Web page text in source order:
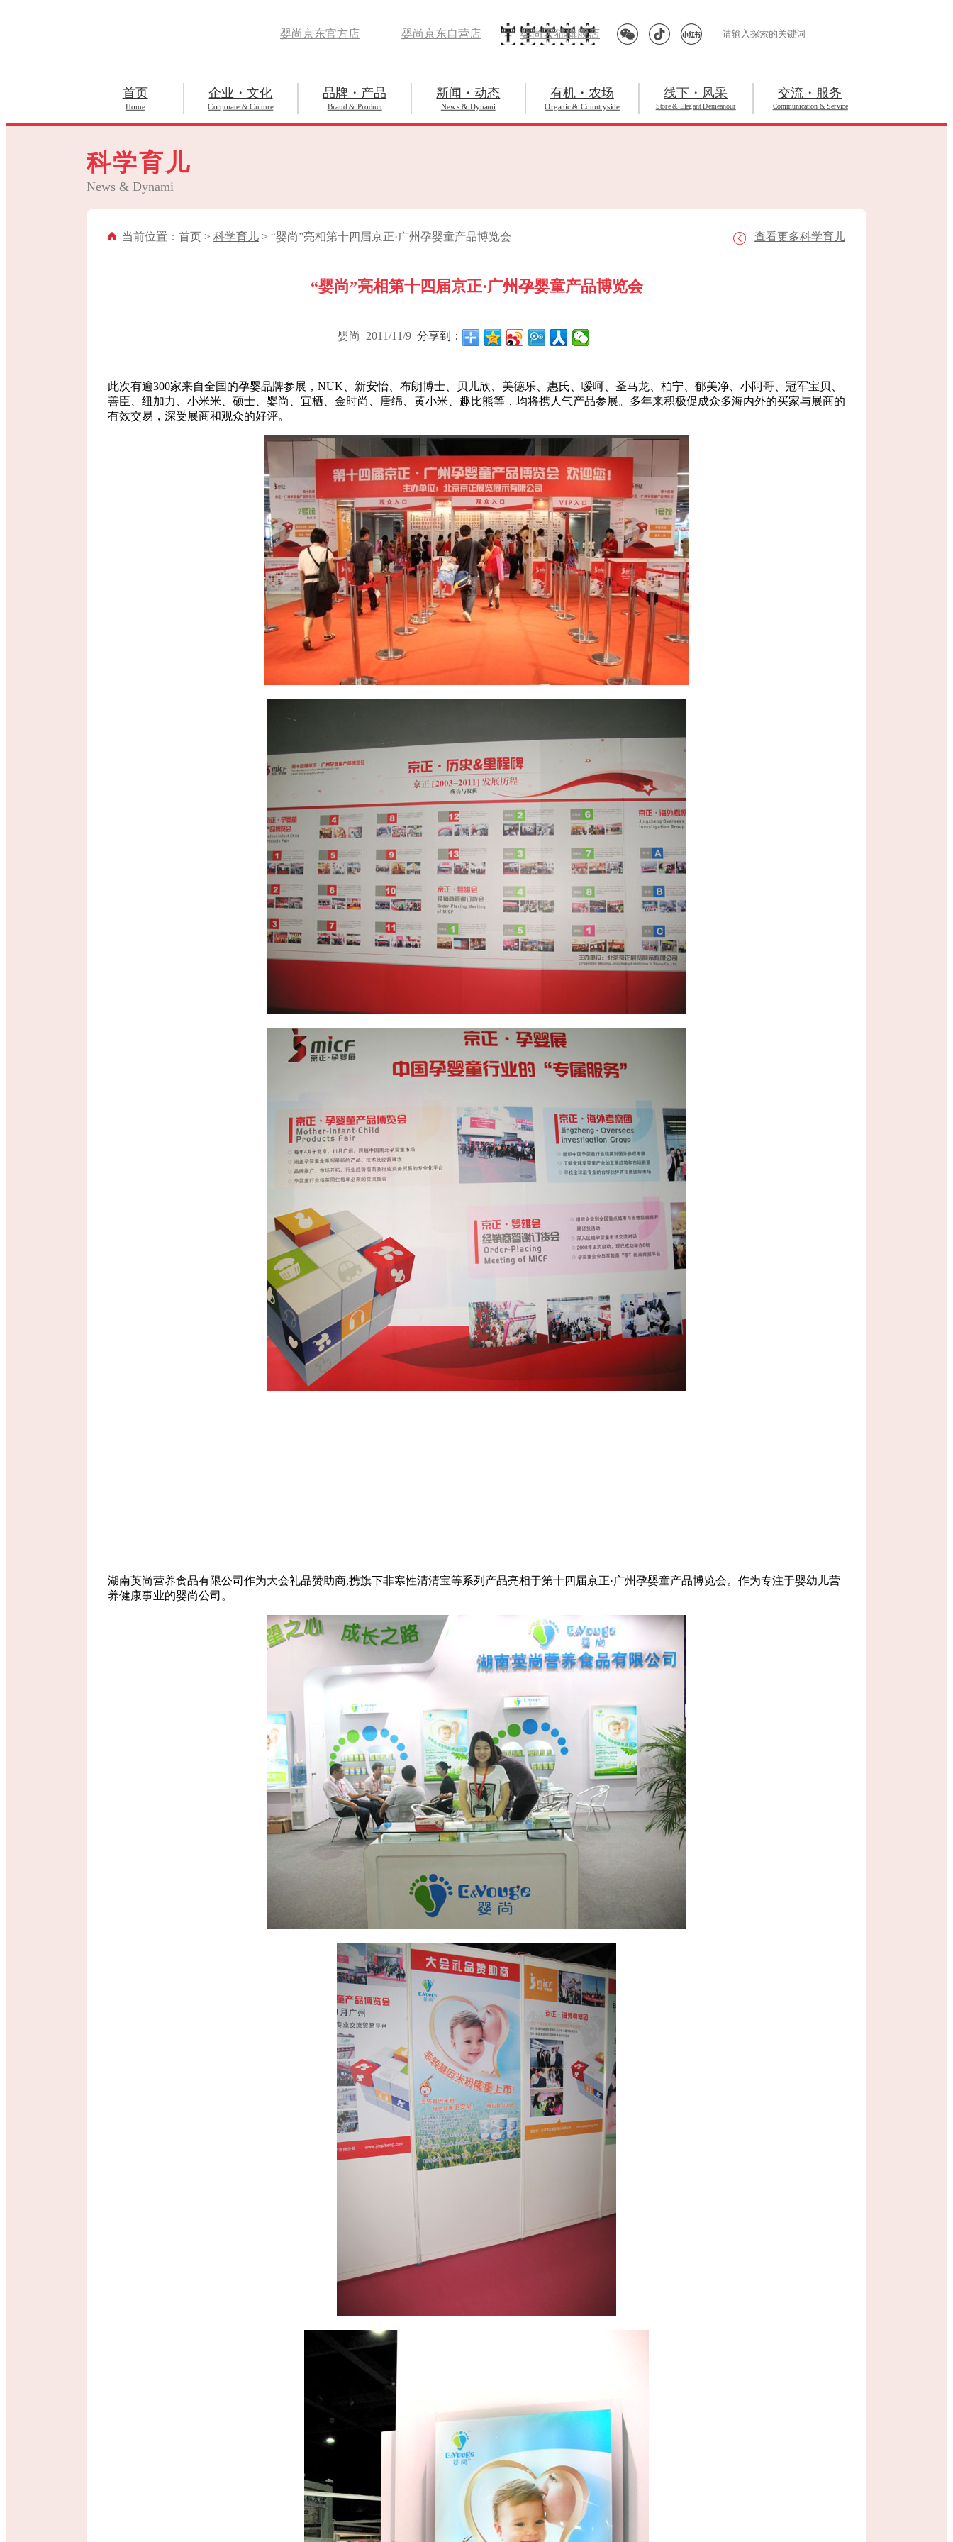
婴尚天猫旗舰店
婴尚京东自营店
婴尚京东官方店
首页
Home
企业・文化
Corporate & Culture
品牌・产品
Brand & Product
新闻・动态
News & Dynami
有机・农场
Organic & Countryside
线下・风采
Store & Elegant Demeanour
交流・服务
Communication & Service
科学育儿
News & Dynami
当前位置：首页 > 科学育儿 > “婴尚”亮相第十四届京正·广州孕婴童产品博览会 查看更多科学育儿
“婴尚”亮相第十四届京正·广州孕婴童产品博览会
婴尚 2011/11/9 分享到：
此次有逾300家来自全国的孕婴品牌参展，NUK、新安怡、布朗博士、贝儿欣、美德乐、惠氏、嗳呵、圣马龙、柏宁、郁美净、小阿哥、冠军宝贝、
善臣、纽加力、小米米、硕士、婴尚、宜栖、金时尚、唐绵、黄小米、趣比熊等，均将携人气产品参展。多年来积极促成众多海内外的买家与展商的
有效交易，深受展商和观众的好评。
湖南英尚营养食品有限公司作为大会礼品赞助商,携旗下非寒性清清宝等系列产品亮相于第十四届京正·广州孕婴童产品博览会。作为专注于婴幼儿营
养健康事业的婴尚公司。